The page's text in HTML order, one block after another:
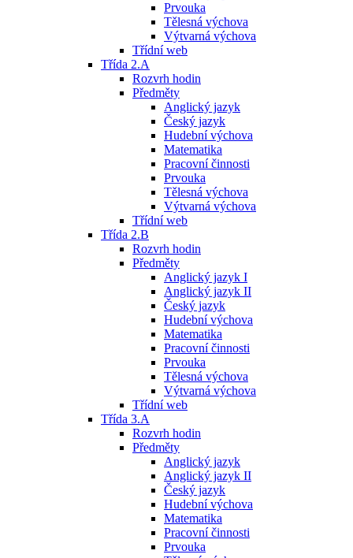
Prvouka
Tělesná výchova
Výtvarná výchova
Třídní web
Třída 2.A
Rozvrh hodin
Předměty
Anglický jazyk
Český jazyk
Hudební výchova
Matematika
Pracovní činnosti
Prvouka
Tělesná výchova
Výtvarná výchova
Třídní web
Třída 2.B
Rozvrh hodin
Předměty
Anglický jazyk I
Anglický jazyk II
Český jazyk
Hudební výchova
Matematika
Pracovní činnosti
Prvouka
Tělesná výchova
Výtvarná výchova
Třídní web
Třída 3.A
Rozvrh hodin
Předměty
Anglický jazyk
Anglický jazyk II
Český jazyk
Hudební výchova
Matematika
Pracovní činnosti
Prvouka